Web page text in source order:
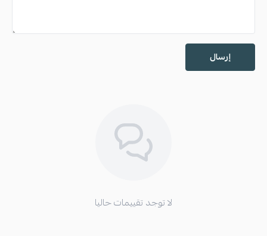
إرسال
لا توجد تقييمات حاليا